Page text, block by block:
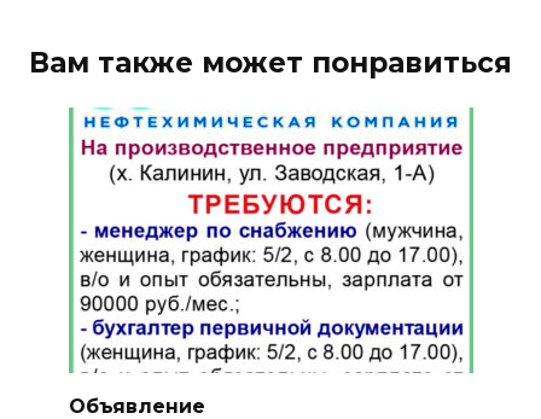
Вам также может понравиться
Объявление